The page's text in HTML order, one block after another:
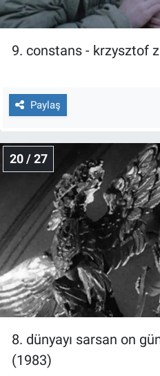
9. constans - krzysztof
Paylaş
20 / 27
8. dünyayı sarsan on
(1983)